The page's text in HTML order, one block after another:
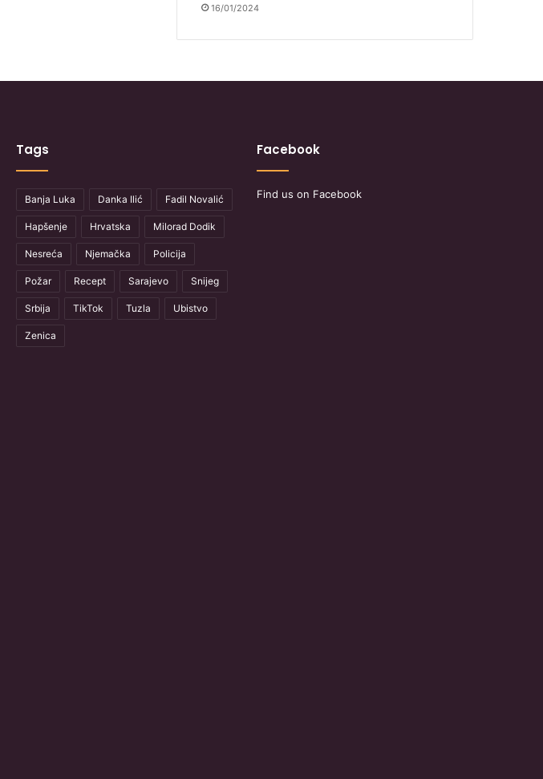
16/01/2024
Tags
Banja Luka Danka Ilić Fadil Novalić
Hapšenje Hrvatska Milorad Dodik
Nesreća Njemačka Policija
Požar Recept Sarajevo Snijeg
Srbija TikTok Tuzla Ubistvo
Zenica
Facebook
Find us on Facebook